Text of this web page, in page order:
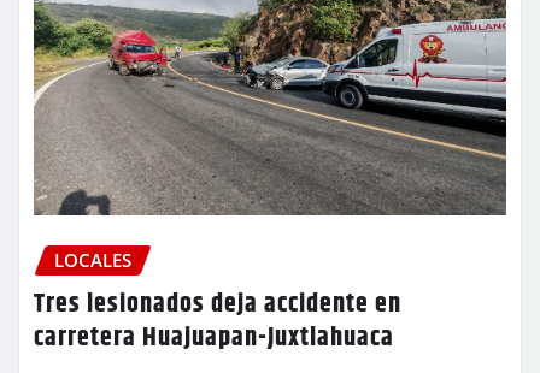
LOCALES
Tres lesionados deja accidente en
carretera Huajuapan-Juxtlahuaca